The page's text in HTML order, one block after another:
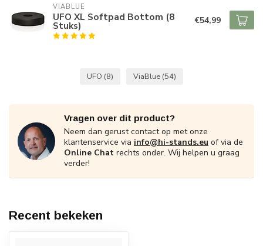
VIABLUE
UFO XL Softpad Bottom (8
Stuks) €54,99
UFO (8) ViaBlue (54)
Vragen over dit product?
Neem dan gerust contact op met onze
klantenservice via info@hi-stands.eu of via de
Online Chat rechts onder. Wij helpen u graag
verder!
Recent bekeken